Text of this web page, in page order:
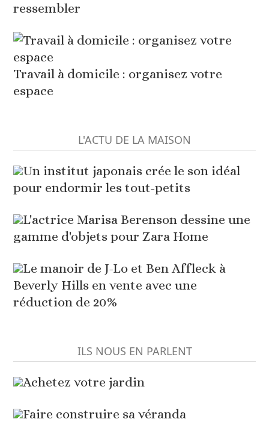
ressembler
Travail à domicile : organisez votre
espace
L'ACTU DE LA MAISON
Un institut japonais crée le son idéal
pour endormir les tout-petits
L'actrice Marisa Berenson dessine une
gamme d'objets pour Zara Home
Le manoir de J-Lo et Ben Affleck à
Beverly Hills en vente avec une
réduction de 20%
ILS NOUS EN PARLENT
Achetez votre jardin
Faire construire sa véranda